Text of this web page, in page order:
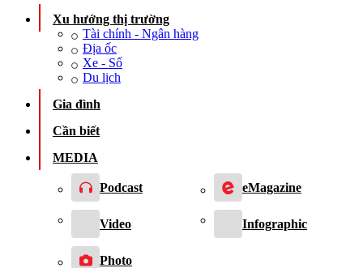
Xu hướng thị trường
Tài chính - Ngân hàng
Địa ốc
Xe - Số
Du lịch
Gia đình
Cần biết
MEDIA
Podcast eMagazine
Video Infographic
Photo